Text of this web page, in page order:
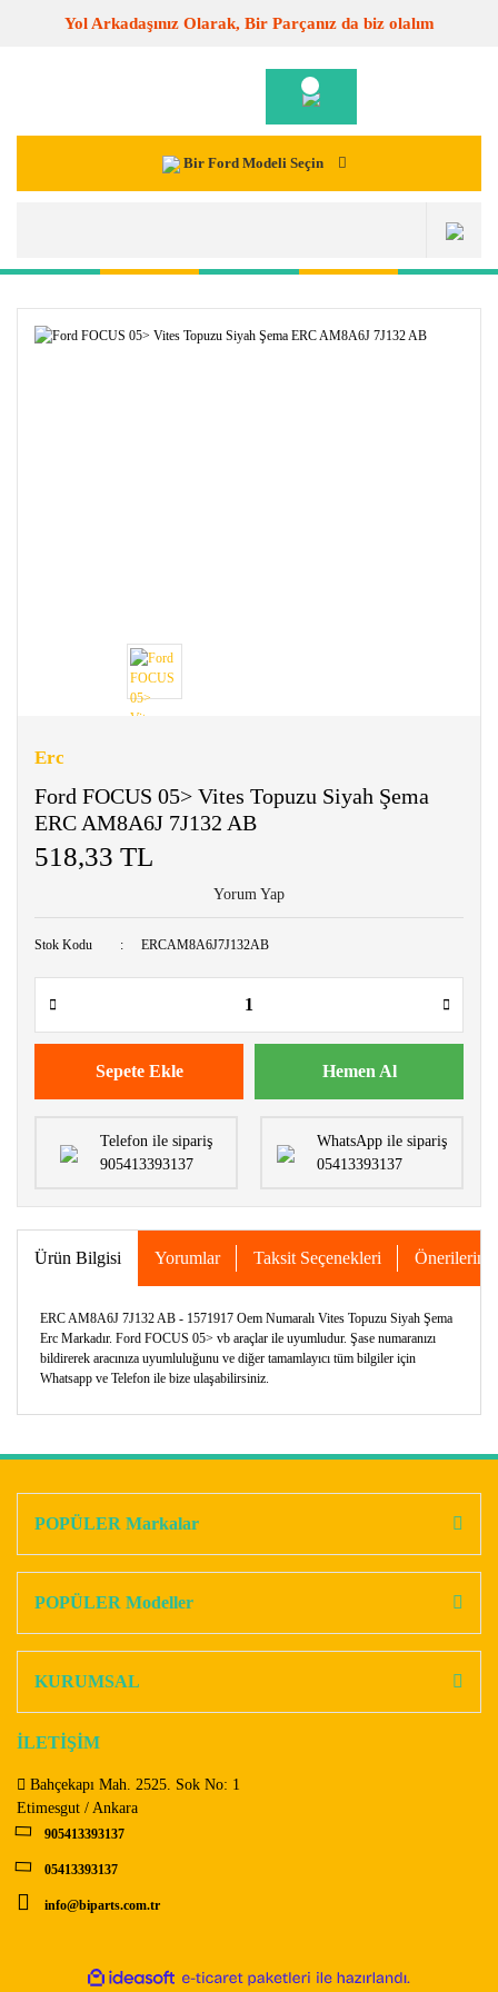
Yol Arkadaşınız Olarak, Bir Parçanız da biz olalım
Bir Ford Modeli Seçin
Erc
Ford FOCUS 05> Vites Topuzu Siyah Şema
ERC AM8A6J 7J132 AB
518,33 TL
Yorum Yap
Stok Kodu ERCAM8A6J7J132AB
Sepete Ekle Hemen Al
Telefon ile sipariş
905413393137
WhatsApp ile sipariş
05413393137
Ürün Bilgisi Yorumlar Taksit Seçenekleri Önerileriniz
ERC AM8A6J 7J132 AB - 1571917 Oem Numaralı Vites Topuzu Siyah Şema
Erc Markadır. Ford FOCUS 05> vb araçlar ile uyumludur. Şase numaranızı
bildirerek aracınıza uyumluluğunu ve diğer tamamlayıcı tüm bilgiler için
Whatsapp ve Telefon ile bize ulaşabilirsiniz.
Ürün açıklamasında eksik bilgiler bulunuyor.
Bu ürüne benzer farklı alternatifler olmalı.
POPÜLER Markalar
POPÜLER Modeller
KURUMSAL
İLETİŞİM
Bahçekapı Mah. 2525. Sok No: 1
Etimesgut / Ankara
905413393137
05413393137
info@biparts.com.tr
ideasoft
e-